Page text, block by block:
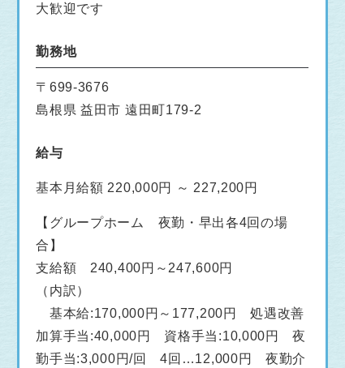
大歓迎です
勤務地
〒699-3676
島根県 益田市 遠田町179-2
給与
基本月給額 220,000円 ～ 227,200円
【グループホーム 夜勤・早出各4回の場
合】
支給額 240,400円～247,600円
（内訳）
基本給:170,000円～177,200円 処遇改善
加算手当:40,000円 資格手当:10,000円 夜
勤手当:3,000円/回 4回…12,000円 夜勤介